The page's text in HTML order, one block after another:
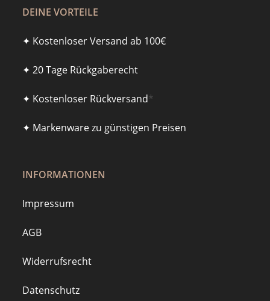
DEINE VORTEILE
✦ Kostenloser Versand ab 100€
✦ 20 Tage Rückgaberecht
✦ Kostenloser Rückversand*
✦ Markenware zu günstigen Preisen
INFORMATIONEN
Impressum
AGB
Widerrufsrecht
Datenschutz